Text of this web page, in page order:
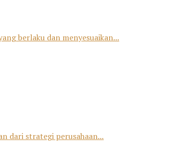
berlaku dan menyesuaikan...
dari strategi perusahaan...